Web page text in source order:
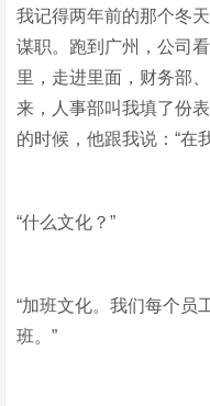
我记得两年前的那个冬
谋职。跑到广州，公司
里，走进里面，财务部
来，人事部叫我填了份
的时候，他跟我说：“在
“什么文化？”
“加班文化。我们每个员
班。”